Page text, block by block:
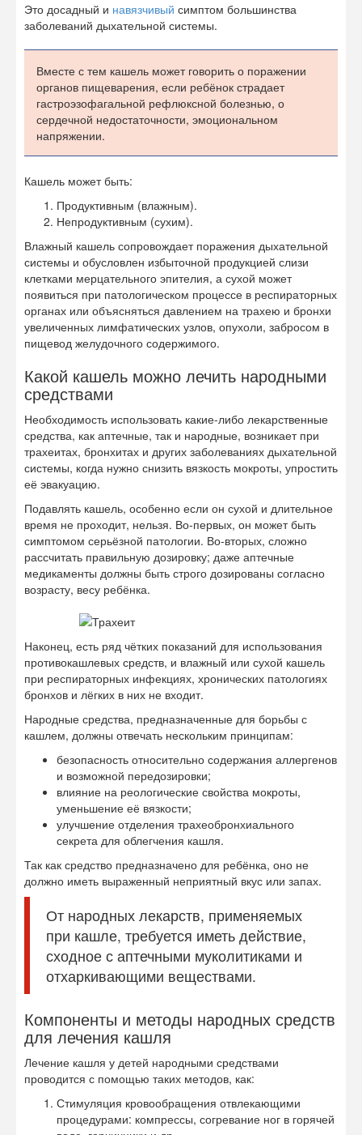
Это досадный и навязчивый симптом большинства
заболеваний дыхательной системы.
Вместе с тем кашель может говорить о поражении
органов пищеварения, если ребёнок страдает
гастроэзофагальной рефлюксной болезнью, о
сердечной недостаточности, эмоциональном
напряжении.
Кашель может быть:
Продуктивным (влажным).
Непродуктивным (сухим).
Влажный кашель сопровождает поражения дыхательной
системы и обусловлен избыточной продукцией слизи
клетками мерцательного эпителия, а сухой может
появиться при патологическом процессе в респираторных
органах или объясняться давлением на трахею и бронхи
увеличенных лимфатических узлов, опухоли, забросом в
пищевод желудочного содержимого.
Какой кашель можно лечить народными
средствами
Необходимость использовать какие-либо лекарственные
средства, как аптечные, так и народные, возникает при
трахеитах, бронхитах и других заболеваниях дыхательной
системы, когда нужно снизить вязкость мокроты, упростить
её эвакуацию.
Подавлять кашель, особенно если он сухой и длительное
время не проходит, нельзя. Во-первых, он может быть
симптомом серьёзной патологии. Во-вторых, сложно
рассчитать правильную дозировку; даже аптечные
медикаменты должны быть строго дозированы согласно
возрасту, весу ребёнка.
Наконец, есть ряд чётких показаний для использования
противокашлевых средств, и влажный или сухой кашель
при респираторных инфекциях, хронических патологиях
бронхов и лёгких в них не входит.
Народные средства, предназначенные для борьбы с
кашлем, должны отвечать нескольким принципам:
безопасность относительно содержания аллергенов
и возможной передозировки;
влияние на реологические свойства мокроты,
уменьшение её вязкости;
улучшение отделения трахеобронхиального
секрета для облегчения кашля.
Так как средство предназначено для ребёнка, оно не
должно иметь выраженный неприятный вкус или запах.
От народных лекарств, применяемых
при кашле, требуется иметь действие,
сходное с аптечными муколитиками и
отхаркивающими веществами.
Компоненты и методы народных средств
для лечения кашля
Лечение кашля у детей народными средствами
проводится с помощью таких методов, как:
Стимуляция кровообращения отвлекающими
процедурами: компрессы, согревание ног в горячей